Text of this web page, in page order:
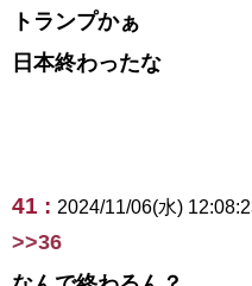
トランプかぁ
日本終わったな
41 : 2024/11/06(水)
>>36